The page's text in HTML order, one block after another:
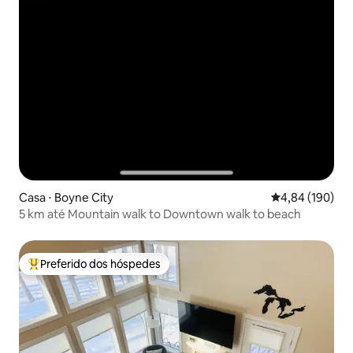
Casa ⋅ Boyne City 4,84 de uma
4,84 (190)
5 km até Mountain walk to Downtown walk to beach
Entre os melhores preferidos dos hóspedes
Preferido dos hóspedes